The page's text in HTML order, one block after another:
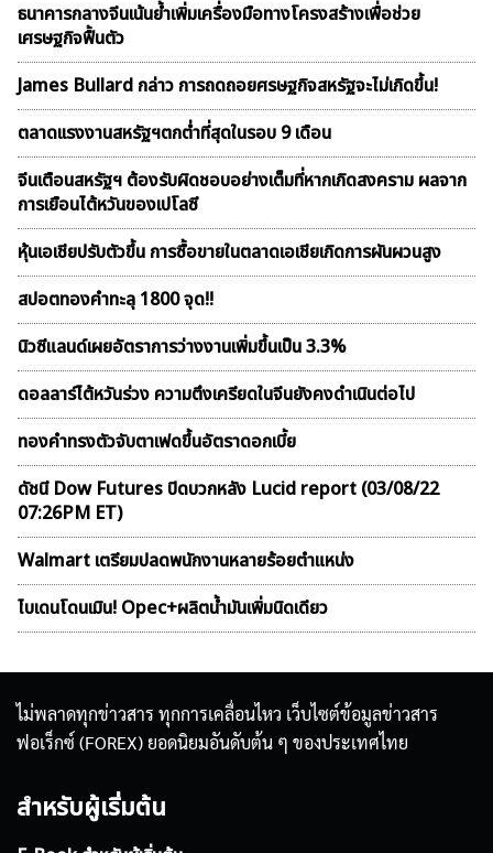
ธนาคารกลางจีนเน้นย้ำเพิ่มเครื่องมือทางโครงสร้างเพื่อช่วย
เศรษฐกิจฟื้นตัว
James Bullard กล่าว การถดถอยศรษฐกิจสหรัฐจะไม่เกิดขึ้น!
ตลาดเเรงงานสหรัฐฯตกต่ำที่สุดในรอบ 9 เดือน
จีนเตือนสหรัฐฯ ต้องรับผิดชอบอย่างเต็มที่หากเกิดสงคราม ผลจาก
การเยือนไต้หวันของเปโลซี
หุ้นเอเชียปรับตัวขึ้น การซื้อขายในตลาดเอเชียเกิดการผันผวนสูง
สปอตทองคำทะลุ 1800 จุด!!
นิวซีแลนด์เผยอัตราการว่างงานเพิ่มขึ้นเป็น 3.3%
ดอลลาร์ไต้หวันร่วง ความตึงเครียดในจีนยังคงดำเนินต่อไป
ทองคำทรงตัวจับตาเฟดขึ้นอัตราดอกเบี้ย
ดัชนี Dow Futures ปิดบวกหลัง Lucid report (03/08/22
07:26PM ET)
Walmart เตรียมปลดพนักงานหลายร้อยตำแหน่ง
ไบเดนโดนเมิน! Opec+ผลิตน้ำมันเพิ่มนิดเดียว
ไม่พลาดทุกข่าวสาร ทุกการเคลื่อนไหว เว็บไซต์ข้อมูลข่าวสาร
ฟอเร็กซ์ (FOREX) ยอดนิยมอันดับต้น ๆ ของประเทศไทย
สำหรับผู้เริ่มต้น